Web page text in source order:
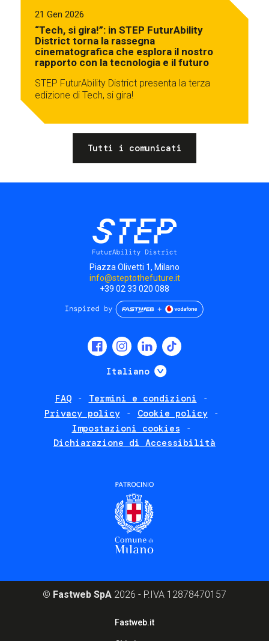
21 Gen 2026
“Tech, si gira!”: in STEP FuturAbility
District torna la rassegna
cinematografica che esplora il nostro
rapporto con la tecnologia e il futuro
STEP FuturAbility District presenta la terza
edizione di Tech, si gira!
Tutti i comunicati
Piazza Olivetti 1, Milano
info@steptothefuture.it
+39 02 33 020 088
Italiano Mostra ulteriori
FAQ
Termini e condizioni
Privacy policy
Cookie policy
Impostazioni cookies
Dichiarazione di Accessibilità
© Fastweb SpA 2026 - P.IVA 12878470157
Fastweb.it